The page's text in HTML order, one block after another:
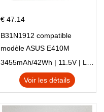
€ 47.14
B31N1912 compatible
modèle ASUS E410M
E410MA L410MA
3455mAh/42Wh | 11.5V | Li-ion ...
Voir les détails